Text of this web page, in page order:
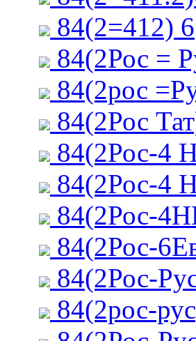
84(2=412) 6
84(2Рос =
84(2рос
84(2Рос
84(2Рос-4
84(2Рос-4
84(2Рос-
84(2Рос-
84(2Рос-
84(2рос-